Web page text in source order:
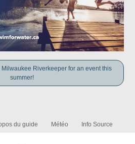
Milwaukee Riverkeeper for an event this
summer!
du guide Météo Info Source